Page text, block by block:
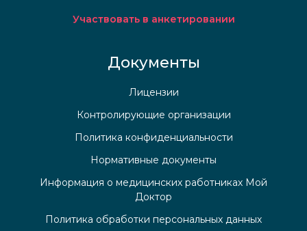
Участвовать в анкетировании
Документы
Лицензии
Контролирующие организации
Политика конфиденциальности
Нормативные документы
Информация о медицинских работниках Мой
Доктор
Политика обработки персональных данных